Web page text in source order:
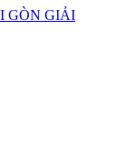
GÒN GIẢI